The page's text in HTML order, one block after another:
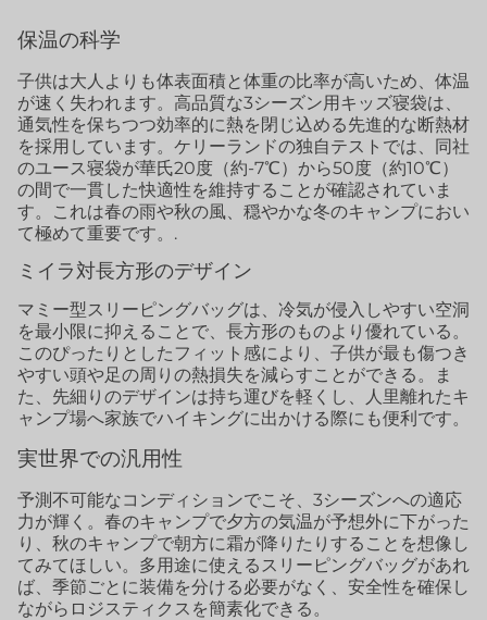
保温の科学
子供は大人よりも体表面積と体重の比率が高いため、体温
が速く失われます。高品質な3シーズン用キッズ寝袋は、
通気性を保ちつつ効率的に熱を閉じ込める先進的な断熱材
を採用しています。ケリーランドの独自テストでは、同社
のユース寝袋が華氏20度（約-7℃）から50度（約10℃）
の間で一貫した快適性を維持することが確認されていま
す。これは春の雨や秋の風、穏やかな冬のキャンプにおい
て極めて重要です。.
ミイラ対長方形のデザイン
マミー型スリーピングバッグは、冷気が侵入しやすい空洞
を最小限に抑えることで、長方形のものより優れている。
このぴったりとしたフィット感により、子供が最も傷つき
やすい頭や足の周りの熱損失を減らすことができる。ま
た、先細りのデザインは持ち運びを軽くし、人里離れたキ
ャンプ場へ家族でハイキングに出かける際にも便利です。
実世界での汎用性
予測不可能なコンディションでこそ、3シーズンへの適応
力が輝く。春のキャンプで夕方の気温が予想外に下がった
り、秋のキャンプで朝方に霜が降りたりすることを想像し
てみてほしい。多用途に使えるスリーピングバッグがあれ
ば、季節ごとに装備を分ける必要がなく、安全性を確保し
ながらロジスティクスを簡素化できる。